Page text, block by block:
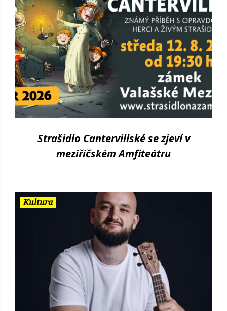
Strašidlo Cantervillské se zjeví v
meziříčském Amfiteátru
Kultura